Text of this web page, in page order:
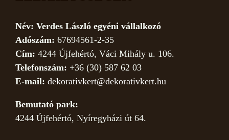
Név: Verdes László egyéni vállalkozó
Adószám: 67694561-2-35
Cím: 4244 Újfehértó, Váci Mihály u. 106.
Telefonszám: +36 (30) 587 62 03
E-mail: dekorativkert@dekorativkert.hu
Bemutató park:
4244 Újfehértó, Nyíregyházi út 64.